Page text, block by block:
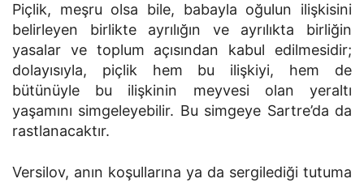
Piçlik, meşru olsa bile, babayla oğulun ilişkisini
belirleyen birlikte ayrılığın ve ayrılıkta birliğin
yasalar ve toplum açısından kabul edilmesidir;
dolayısıyla, piçlik hem bu ilişkiyi, hem de
bütünüyle bu ilişkinin meyvesi olan yeraltı
yaşamını simgeleyebilir. Bu simgeye Sartre’da da
rastlanacaktır.
Versilov, anın koşullarına ya da sergilediği tutuma